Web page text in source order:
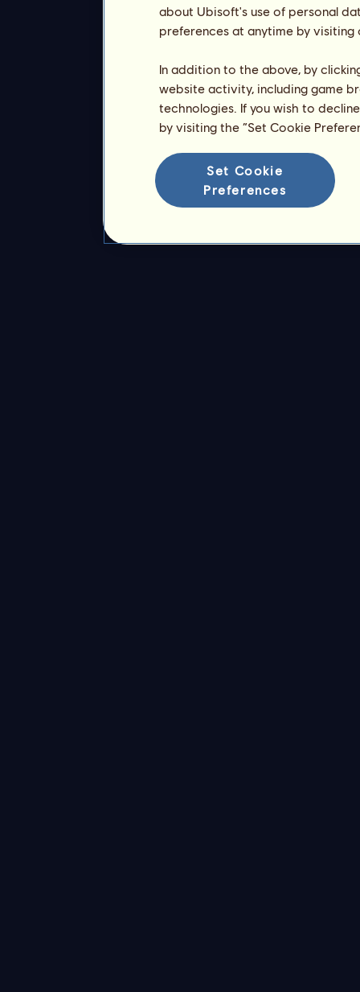
about Ubisoft's use of personal
preferences at anytime by
In addition to the above, by
website activity, including game
technologies. If you wish to
by visiting the “Set Cookie
Set Cookie
Preferences